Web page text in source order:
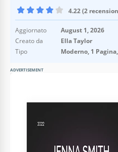
4.22 (2
Aggiornato
August 1, 2026
Creato da
Ella Taylor
Tipo
Moderno, 1
ADVERTISEMENT